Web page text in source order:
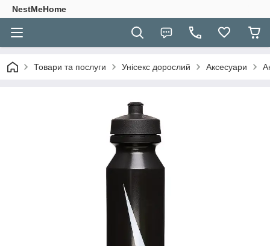
NestMeHome
Товари та послуги Унісекс дорослий Аксесуари